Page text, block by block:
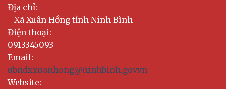
Địa chỉ:
- Xã Xuân Hồng tỉnh Ninh Bình
Điện thoại:
0913345093
Email:
ubndxxuanhong@ninhbinh.gov.vn
Website: